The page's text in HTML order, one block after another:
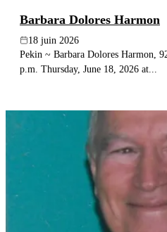
Barbara Dolores Harmon
18 juin 2026
Pekin ~ Barbara Dolores Harmon,
p.m. Thursday, June 18, 2026 at...